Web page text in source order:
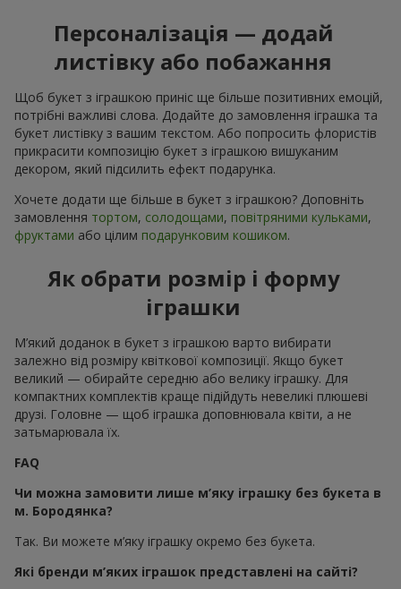
Персоналізація — додай
листівку або побажання
Щоб букет з іграшкою приніс ще більше позитивних емоцій,
потрібні важливі слова. Додайте до замовлення іграшка та
букет листівку з вашим текстом. Або попросить флористів
прикрасити композицію букет з іграшкою вишуканим
декором, який підсилить ефект подарунка.
Хочете додати ще більше в букет з іграшкою? Доповніть
замовлення тортом, солодощами, повітряними кульками,
фруктами або цілим подарунковим кошиком.
Як обрати розмір і форму
іграшки
М’який доданок в букет з іграшкою варто вибирати
залежно від розміру квіткової композиції. Якщо букет
великий — обирайте середню або велику іграшку. Для
компактних комплектів краще підійдуть невеликі плюшеві
друзі. Головне — щоб іграшка доповнювала квіти, а не
затьмарювала їх.
FAQ
Чи можна замовити лише м’яку іграшку без букета в
м. Бородянка?
Так. Ви можете м’яку іграшку окремо без букета.
Які бренди м’яких іграшок представлені на сайті?